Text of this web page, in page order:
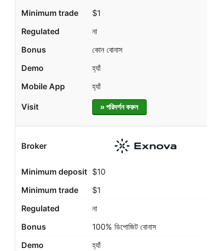
$1
না
কোন বোনাস
হ্যাঁ
হ্যাঁ
» পরিদর্শন করুন
$10
$1
না
100% ডিপোজিট বোনাস
হ্যাঁ